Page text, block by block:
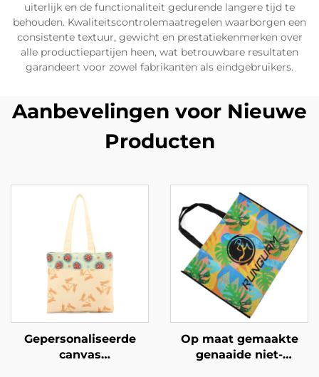
uiterlijk en de functionaliteit gedurende langere tijd te
behouden. Kwaliteitscontrolemaatregelen waarborgen een
consistente textuur, gewicht en prestatiekenmerken over
alle productiepartijen heen, wat betrouwbare resultaten
garandeert voor zowel fabrikanten als eindgebruikers.
Aanbevelingen voor Nieuwe
Producten
Gepersonaliseerde
canvas
Op maat gemaakte
genaaide niet-